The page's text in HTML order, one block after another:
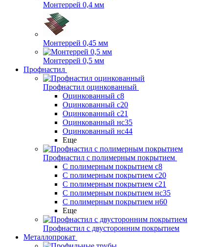
Монтеррей 0,4 мм
Монтеррей 0,45 мм
Монтеррей 0,5 мм
Профнастил
Профнастил оцинкованный
Оцинкованный с8
Оцинкованный с20
Оцинкованный с21
Оцинкованный нс35
Оцинкованный нс44
Еще
Профнастил с полимерным покрытием
С полимерным покрытием с8
С полимерным покрытием с20
С полимерным покрытием с21
С полимерным покрытием нс35
С полимерным покрытием н60
Еще
Профнастил с двусторонним покрытием
Металлопрокат